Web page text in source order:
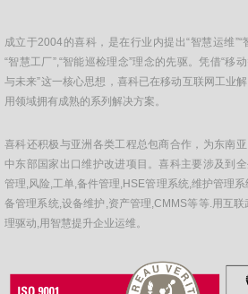
成立于2004的喜科，是在行业内提出“智慧运维”“
“智慧工厂”,“智能巡检理念”理念的先驱。凭借“移
与未来”这一核心思想，喜科已在移动互联网工业
用领域拥有成熟的系列解决方案。
喜科还积极与亚洲各类工程总包商合作，为东南
中东部国家出口维护改进项目。喜科主要涉及到
管理,风险,工单,备件管理,HSE管理系统,维护管理系
备管理系统,设备维护,资产管理,CMMS等等.用互联
理驱动,用智慧提升企业运维。